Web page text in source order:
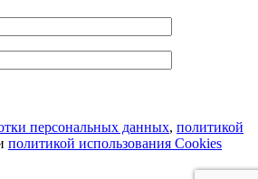
персональных данных, политикой
политикой использования Cookies